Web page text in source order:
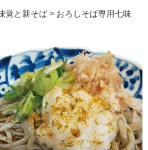
覚と新そば おろしそば専用七味